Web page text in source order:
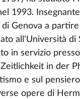
1993.
di Genova a
all'Università di
in servizio
in der
e sul
opere di